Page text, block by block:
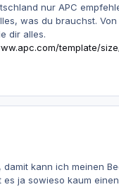
nur APC
was du brauchst.
dir alles.
template/
kann ich meinen
ja sowieso kaum